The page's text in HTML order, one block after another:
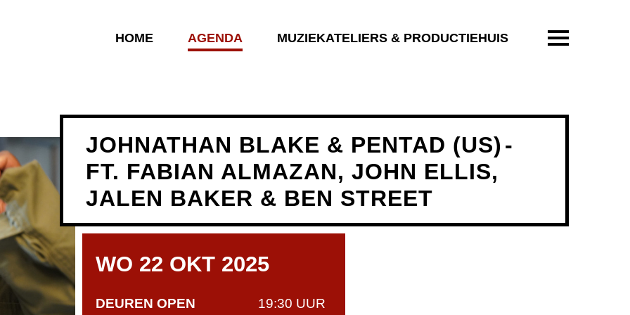
HOME AGENDA MUZIEKATELIERS & PRODUCTIEHUIS ENTER OM
JOHNATHAN BLAKE & PENTAD (US) -
FT. FABIAN ALMAZAN, JOHN ELLIS,
JALEN BAKER & BEN STREET
WO 22 OKT 2025
DEUREN OPEN
19:30 UUR